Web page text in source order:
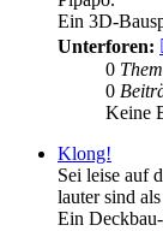
Ein 3D-
Unterforen:
0
0
Keine
Klong!
Sei leise auf
lauter sind
Ein